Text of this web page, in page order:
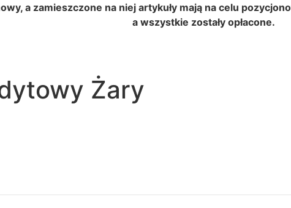
a zamieszczone na niej artykuły mają na celu
a wszystkie zostały opłacone.
Żary